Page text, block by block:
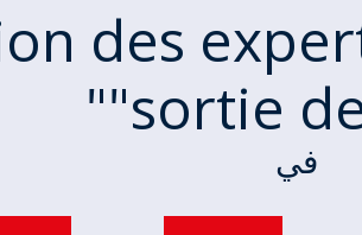
des
"sortie
في